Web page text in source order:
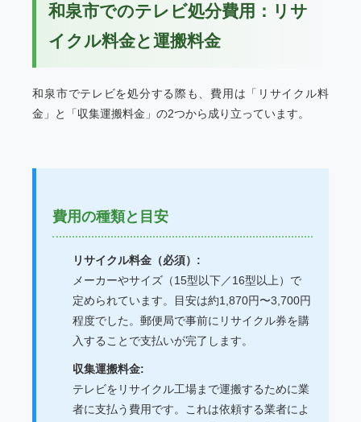
和泉市でのテレビ処分費用：リサ
イクル料金と運搬料金
和泉市でテレビを処分する際も、費用は「リサイクル料
金」と「収集運搬料金」の2つから成り立っています。
費用の種類と目安
リサイクル料金（必須）:
メーカーやサイズ（15型以下／16型以上）で
定められています。目安は約1,870円〜3,700円
程度でした。郵便局で事前にリサイクル券を購
入することで支払いが完了します。
収集運搬料金:
テレビをリサイクル工場まで運搬するために業
者に支払う費用です。これは依頼する業者によ